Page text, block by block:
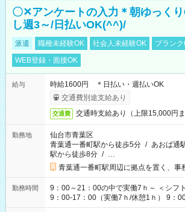
〇✕アンケートの入力＊朝ゆっく
し週3～/日払いOK(^^)/
派遣 職種未経験OK 社会人未経験OK
ブラン
WEB登録・面接OK
給与
時給1600円 ＊日払い・週払いOK
交通費別途支給あり
交通費 交通時支給あり（上限15,000円ま
勤務地
仙台市青葉区
青葉通一番町駅から徒歩5分 / あおば通
駅から徒歩8分 / …
青葉通一番町駅周辺に拠点を置く、事
勤務時間
9：00～21：00の中で実働7ｈ～ ＜シフト例＞ ●終わりも早め派
9：00-17：00（実働7ｈ/休憩1ｈ） 9：
憩1ｈ） 10：00-19：00（実働8ｈ/休憩1ｈ） ●朝ゆっ